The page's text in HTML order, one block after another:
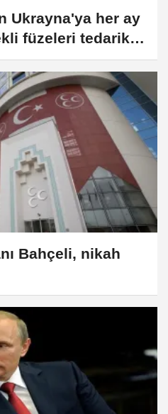
Ukrayna'ya her ay
füzeleri tedarik
Bahçeli, nikah